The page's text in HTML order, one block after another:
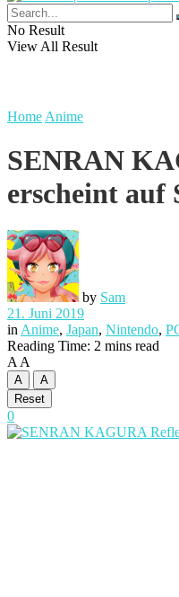
No Result
View All Result
Home Anime
SENRAN
erscheint auf
by Sam
21. Juni 2019
in Anime, Japan, Nintendo,
Reading Time: 2 mins read
A A
A
A
Reset
0